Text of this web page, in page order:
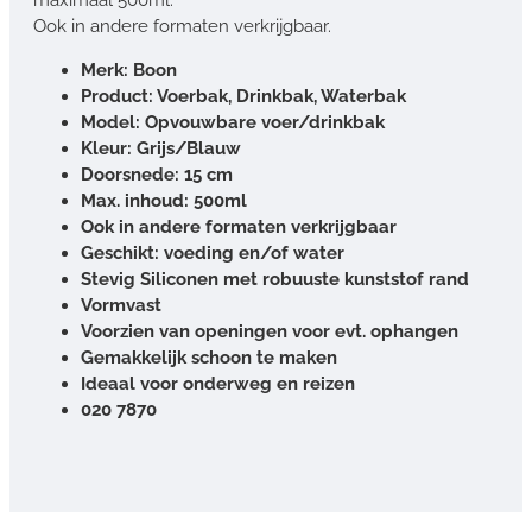
Ook in andere formaten verkrijgbaar.
Merk: Boon
Product: Voerbak, Drinkbak, Waterbak
Model: Opvouwbare voer/drinkbak
Kleur: Grijs/Blauw
Doorsnede: 15 cm
Max. inhoud: 500ml
Ook in andere formaten verkrijgbaar
Geschikt: voeding en/of water
Stevig Siliconen met robuuste kunststof rand
Vormvast
Voorzien van openingen voor evt. ophangen
Gemakkelijk schoon te maken
Ideaal voor onderweg en reizen
020 7870